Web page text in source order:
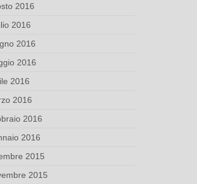
2016
2016
2016
2016
2016
2016
2016
2016
2015
2015